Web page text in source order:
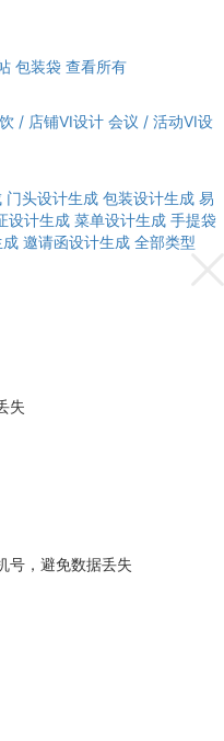
包装袋 查看所有
/ 店铺VI设计 会议 / 活动VI设
门头设计生成 包装设计生成 易
设计生成 菜单设计生成 手提袋
成 邀请函设计生成 全部类型
失
号，避免数据丢失